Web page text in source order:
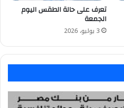
تعرف على حالة الطقس اليوم
الجمعة
3 يوليو، 2026